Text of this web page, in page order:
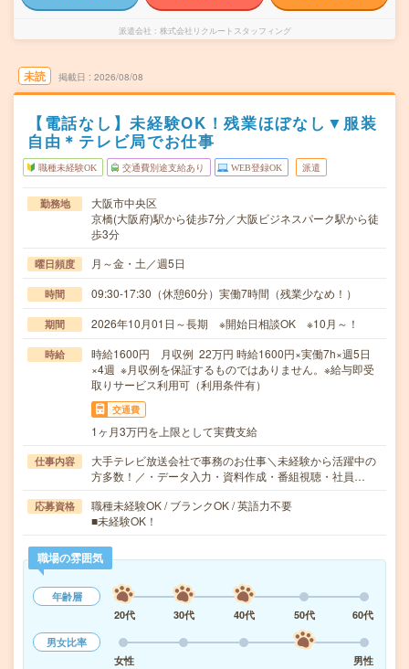
派遣会社 株式会社リクルートスタッフィング
未読 掲載日 2026/08/08
【電話なし】未経験OK！残業ほぼなし▼服装
自由＊テレビ局でお仕事
職種未経験OK 交通費別途支給あり WEB登録OK 派遣
勤務地
大阪市中央区
京橋(大阪府)駅から徒歩7分／大阪ビジネスパーク駅から徒
歩3分
曜日頻度 月～金・土／週5日
時間 09:30-17:30（休憩60分）実働7時間（残業少なめ！）
期間 2026年10月01日～長期 ※開始日相談OK ※10月～！
時給
時給1600円 月収例 22万円 時給1600円×実働7h×週5日
×4週 ※月収例を保証するものではありません。※給与即受
取りサービス利用可（利用条件有）
交通費
1ヶ月3万円を上限として実費支給
仕事内容
大手テレビ放送会社で事務のお仕事＼未経験から活躍中の
方多数！／・データ入力・資料作成・番組視聴・社員…
応募資格
職種未経験OK / ブランクOK / 英語力不要
■未経験OK！
職場の雰囲気
年齢層
20代
30代 40代 50代
60代
男女比率
女性
男性